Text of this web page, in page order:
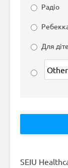
Радіо
Для
SEIU